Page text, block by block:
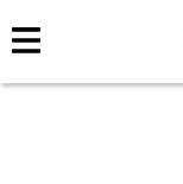
Direkt
zum